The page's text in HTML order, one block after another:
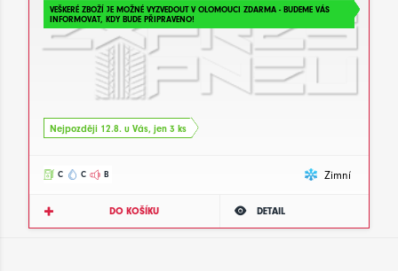
VEŠKERÉ ZBOŽÍ JE MOŽNÉ VYZVEDOUT V OLOMOUCI ZDARMA - BUDEME VÁS
INFORMOVAT, KDY BUDE PŘIPRAVENO!
Nejpozději 12.8. u Vás, jen 3 ks
C C B Zimní
DO KOŠÍKU DETAIL